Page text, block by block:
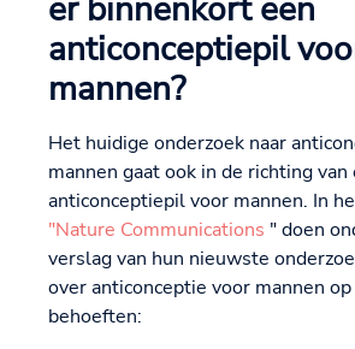
anticonceptiepil
mannen?
Het huidige onderzoek naar
mannen gaat ook in de richting van
anticonceptiepil voor mannen. In
"Nature Communications " doen
verslag van hun nieuwste
over anticonceptie voor mannen op
behoeften: